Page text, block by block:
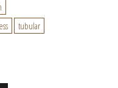
tubular